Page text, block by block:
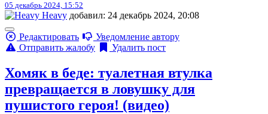
05 декабрь 2024, 15:52
Heavy добавил: 24 декабрь 2024, 20:08
Редактировать
Уведомление автору
Отправить жалобу
Удалить пост
Хомяк в беде: туалетная втулка
превращается в ловушку для
пушистого героя! (видео)